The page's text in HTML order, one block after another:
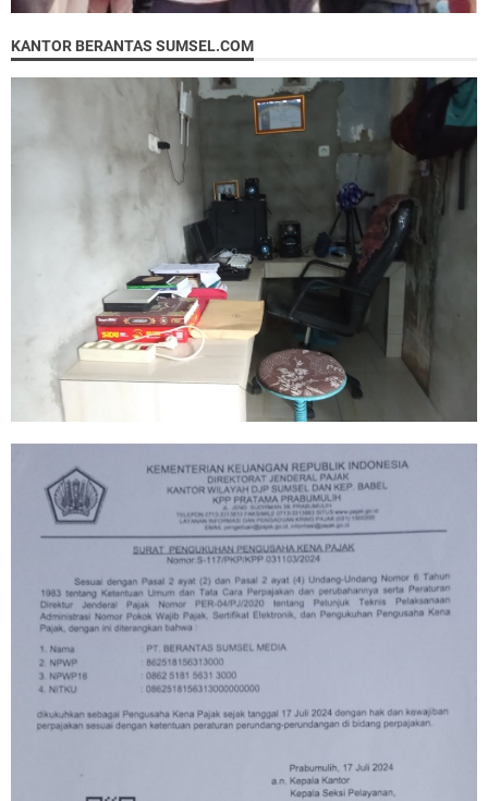
KANTOR BERANTAS SUMSEL.COM